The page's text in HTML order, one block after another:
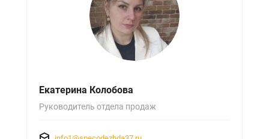
Екатерина Колобова
Руководитель отдела продаж